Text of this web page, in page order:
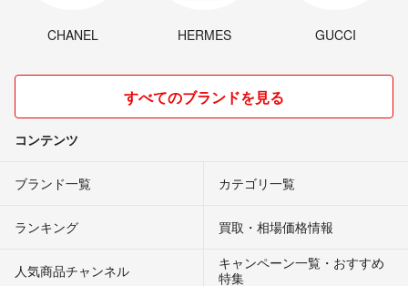
CHANEL HERMES GUCCI
すべてのブランドを見る
コンテンツ
ブランド一覧 カテゴリ一覧
ランキング 買取・相場価格情報
人気商品チャンネル
キャンペーン一覧・おすすめ
特集